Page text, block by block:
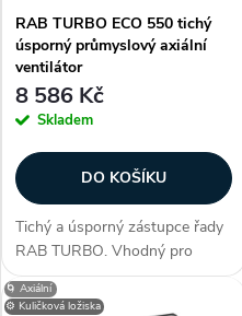
d
u
k
t
o
d
u
k
t
ů
RAB TURBO ECO 550 tichý
úsporný průmyslový axiální
ventilátor
8 586 Kč
Skladem
DO KOŠÍKU
Tichý a úsporný zástupce řady
RAB TURBO. Vhodný pro
průměr potrubí 550, 560 mm.
Využitelný k umístění do hal,
⚙️ Kuličková ložiska
🌀 Axiální